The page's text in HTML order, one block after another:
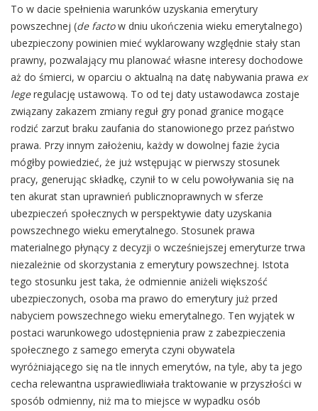
To w dacie spełnienia warunków uzyskania emerytury
powszechnej (de factow dniu ukończenia wieku emerytalnego)
ubezpieczony powinien mieć wyklarowany względnie stały stan
prawny, pozwalający mu planować własne interesy dochodowe
aż do śmierci, w oparciu o aktualną na datę nabywania prawa ex
legeregulację ustawową. To od tej daty ustawodawca zostaje
związany zakazem zmiany reguł gry ponad granice mogące
rodzić zarzut braku zaufania do stanowionego przez państwo
prawa. Przy innym założeniu, każdy w dowolnej fazie życia
mógłby powiedzieć, że już wstępując w pierwszy stosunek
pracy, generując składkę, czynił to w celu powoływania się na
ten akurat stan uprawnień publicznoprawnych w sferze
ubezpieczeń społecznych w perspektywie daty uzyskania
powszechnego wieku emerytalnego. Stosunek prawa
materialnego płynący z decyzji o wcześniejszej emeryturze trwa
niezależnie od skorzystania z emerytury powszechnej. Istota
tego stosunku jest taka, że odmiennie aniżeli większość
ubezpieczonych, osoba ma prawo do emerytury już przed
nabyciem powszechnego wieku emerytalnego. Ten wyjątek w
postaci warunkowego udostępnienia praw z zabezpieczenia
społecznego z samego emeryta czyni obywatela
wyróżniającego się na tle innych emerytów, na tyle, aby ta jego
cecha relewantna usprawiedliwiała traktowanie w przyszłości w
sposób odmienny, niż ma to miejsce w wypadku osób